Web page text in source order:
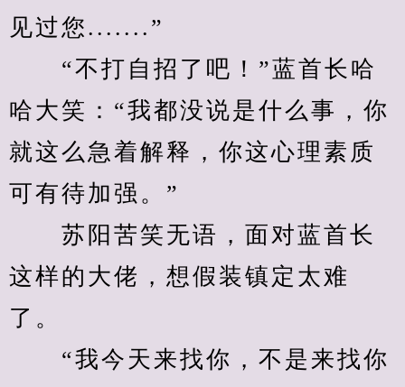
见过您.......”
“不打自招了吧！”蓝首长哈
哈大笑：“我都没说是什么事，你
就这么急着解释，你这心理素质
可有待加强。”
苏阳苦笑无语，面对蓝首长
这样的大佬，想假装镇定太难
了。
“我今天来找你，不是来找你